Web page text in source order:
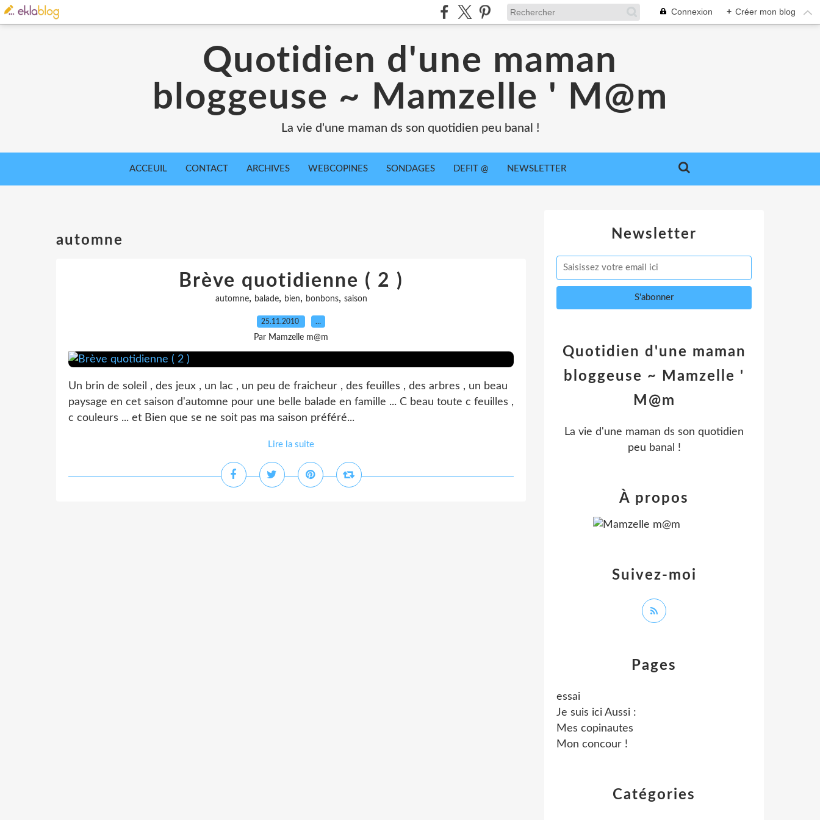
Connexion + Créer mon blog
Quotidien d'une maman
bloggeuse ~ Mamzelle ' M@m
La vie d'une maman ds son quotidien peu banal !
ACCEUIL CONTACT ARCHIVES WEBCOPINES SONDAGES DEFIT @ NEWSLETTER
automne
Brève quotidienne ( 2 )
automne, balade, bien, bonbons, saison
25.11.2010 …
Par Mamzelle m@m
Un brin de soleil , des jeux , un lac , un peu de fraicheur , des feuilles , des arbres , un beau
paysage en cet saison d'automne pour une belle balade en famille ... C beau toute c feuilles ,
c couleurs ... et Bien que se ne soit pas ma saison préféré...
Lire la suite
Newsletter
Catégories
Pages
essai
Je suis ici Aussi :
Mes copinautes
Mon concour !
Quotidien d'une maman
bloggeuse ~ Mamzelle '
M@m
La vie d'une maman ds son quotidien
peu banal !
Suivez-moi
À propos